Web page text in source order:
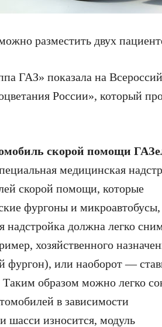
разместить двух
ГАЗ» показала на
России», который
скорой помощи
медицинская
скорой помощи, которые
фургоны и микроавтобусы,
должна легко
хозяйственного
фургон), или наоборот —
образом можно легко
в зависимости
шасси износится, модуль